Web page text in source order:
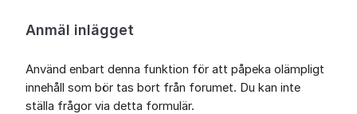
Anmäl inlägget
Använd enbart denna funktion för att påpeka olämpligt
innehåll som bör tas bort från forumet. Du kan inte
ställa frågor via detta formulär.